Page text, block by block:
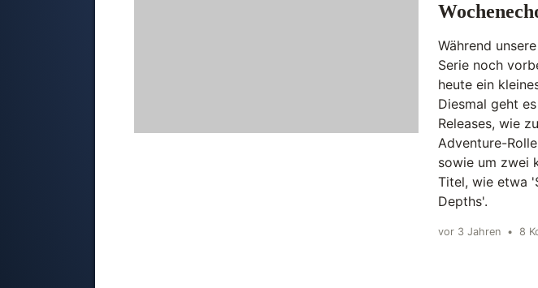
Während
Serie noch
heute ein
Diesmal geht
Releases, wie
Adventure-
sowie um zwei
Titel, wie etwa
Depths'.
vor 3 Jahren • 8